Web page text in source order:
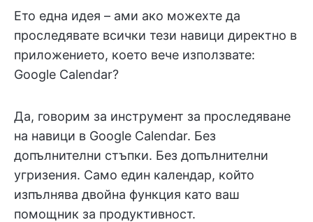
Ето една идея – ами ако можехте да
проследявате всички тези навици директно в
приложението, което вече използвате:
Google Calendar?
Да, говорим за инструмент за проследяване
на навици в Google Calendar. Без
допълнителни стъпки. Без допълнителни
угризения. Само един календар, който
изпълнява двойна функция като ваш
помощник за продуктивност.